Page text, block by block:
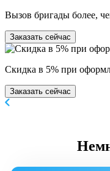
Вызов бригады более,
Заказать сейчас
Скидка в 5% при
Заказать сейчас